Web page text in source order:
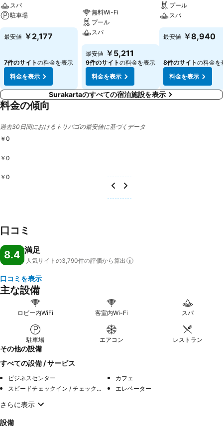
スパ
駐車場
最安値 ￥2,177
7件のサイトの料金を表示
料金を表示
無料Wi-Fi
プール
スパ
最安値 ￥5,211
9件のサイトの料金を表示
料金を表示
プール
スパ
最安値 ￥8,940
8件のサイトの料金を
料金を表示
Surakartaのすべての宿泊施設を表示
料金の傾向
過去30日間におけるトリバゴの最安値に基づくデータ
￥0
￥0
￥0
口コミ
8.4 満足
人気サイトの3,790件の評価から算出
口コミを表示
主な設備
ロビー内WiFi 客室内Wi-Fi スパ
駐車場 エアコン レストラン
その他の設備
すべての設備 / サービス
ビジネスセンター
カフェ
スピードチェックイン / チェックアウト
エレベーター
さらに表示
設備